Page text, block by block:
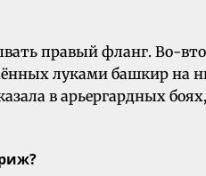
правый фланг. Во-
луками башкир на
в арьергардных